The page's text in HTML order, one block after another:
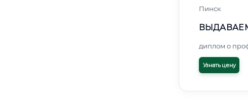
Пинск
диплом о
Узнать цену